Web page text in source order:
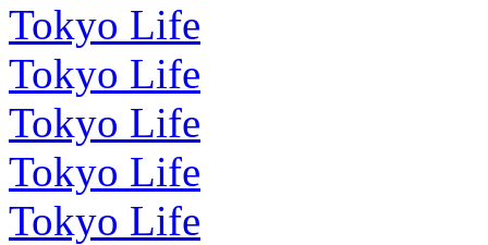
Tokyo Life
Tokyo Life
Tokyo Life
Tokyo Life
Tokyo Life